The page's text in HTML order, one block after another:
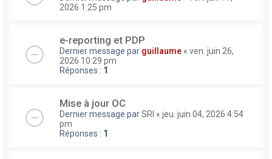
2026 1:25 pm
e-reporting et PDP
Dernier message par guillaume « ven. juin 26,
2026 10:29 pm
Réponses : 1
Mise à jour OC
Dernier message parSRI « jeu. juin 04, 2026 4:54
pm
Réponses : 1